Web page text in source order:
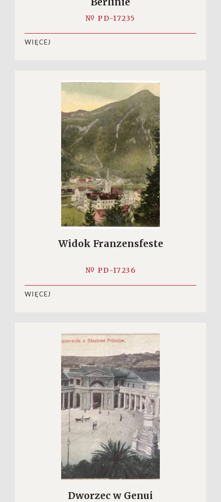
№ PD-17235
WIĘCEJ
Widok Franzensfeste
№ PD-17236
WIĘCEJ
Dworzec w Genui